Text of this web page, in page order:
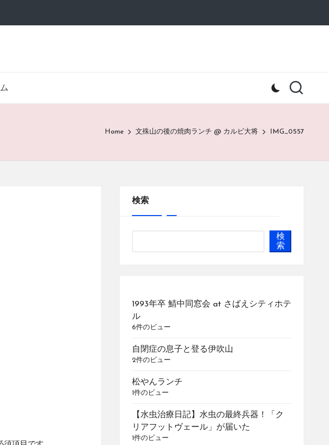
Home 文殊山の後の焼肉ランチ @ カルビ大将 IMG_0557
検索
検
索
1993年卒 鯖中同窓会 at さばえシティホテ
ル
6件のビュー
自閉症の息子と登る伊吹山
2件のビュー
松やんランチ
1件のビュー
【水虫治療日記】水虫の最終兵器！「ク
リアフットヴェール」が届いた
1件のビュー